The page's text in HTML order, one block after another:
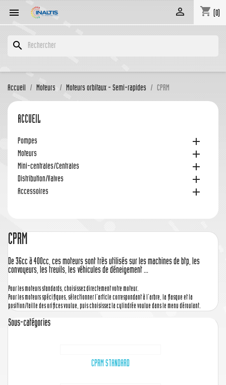
 shopping_cart (0)

search
Accueil Moteurs Moteurs orbitaux - Semi-rapides CPRM
ACCUEIL
Pompes 
Moteurs 
Mini-centrales/Centrales 
Distribution/Valves 
Accessoires 
CPRM
De 36cc à 400cc, ces moteurs sont très utilisés sur les machines de btp, les
convoyeurs, les treuils, les véhicules de déneigement ...
Pour les moteurs standards, choisissez directement votre moteur.
Pour les moteurs spécifiques, sélectionner l'article correspondant à l'arbre, la flasque et la
position/taille des orifices voulue, puis choisissez la cylindrée voulue dans le menu déroulant.
Sous-catégories
CPRM STANDARD